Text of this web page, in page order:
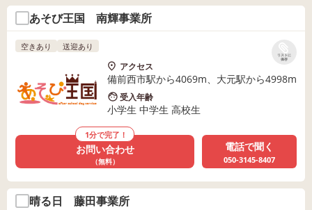
あそび王国 南輝事業所
リストに
保存
空きあり 送迎あり
アクセス
備前西市駅から4069m、大元駅から4998m
受入年齢
小学生 中学生 高校生
1分で完了！
お問い合わせ
（無料）
電話で聞く
050-3145-8407
晴る日 藤田事業所